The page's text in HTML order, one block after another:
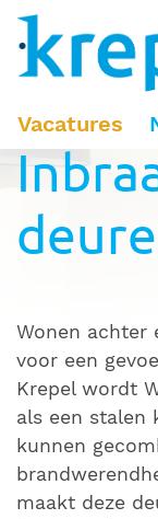
Vacatures
Wonen achter
voor een
Krepel wordt
als een stalen
kunnen
maakt deze